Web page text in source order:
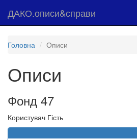
ДАКО.описи&справи
Головна Описи
Описи
Фонд 47
Користувач Гість